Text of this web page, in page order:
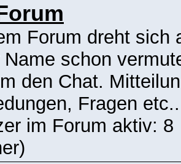
Forum dreht sich
schon
den Chat.
Fragen etc..
im Forum aktiv: 8